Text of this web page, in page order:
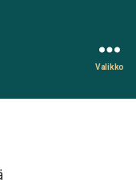
Valikko